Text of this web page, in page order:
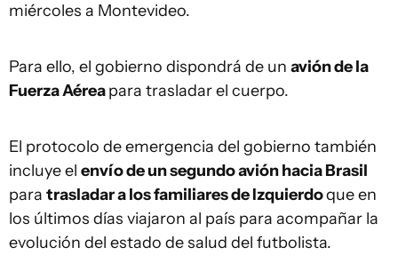
miércoles a Montevideo.
Para ello, el gobierno dispondrá de un avión de la
Fuerza Aéreapara trasladar el cuerpo.
El protocolo de emergencia del gobierno también
incluye el envío de un segundo avión hacia Brasil
para trasladar a los familiares de Izquierdoque en
los últimos días viajaron al país para acompañar la
evolución del estado de salud del futbolista.